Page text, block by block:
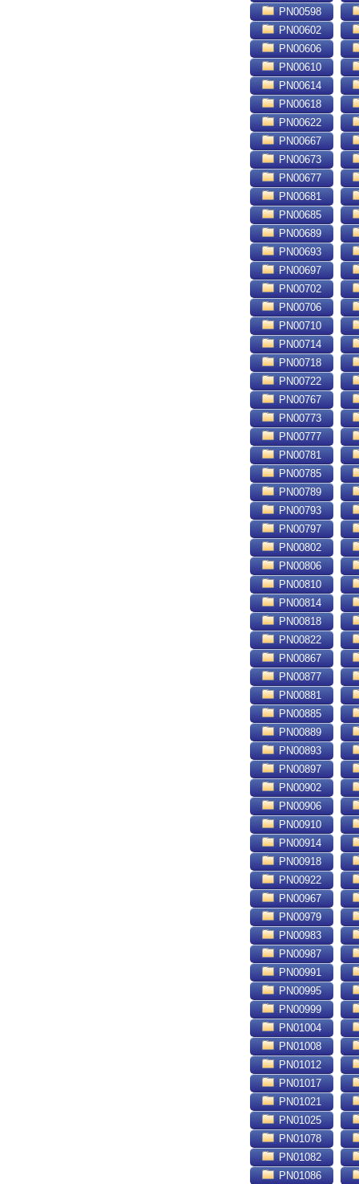
PN00598
PN00602
PN00606
PN00610
PN00614
PN00618
PN00622
PN00667
PN00673
PN00677
PN00681
PN00685
PN00689
PN00693
PN00697
PN00702
PN00706
PN00710
PN00714
PN00718
PN00722
PN00767
PN00773
PN00777
PN00781
PN00785
PN00789
PN00793
PN00797
PN00802
PN00806
PN00810
PN00814
PN00818
PN00822
PN00867
PN00877
PN00881
PN00885
PN00889
PN00893
PN00897
PN00902
PN00906
PN00910
PN00914
PN00918
PN00922
PN00967
PN00979
PN00983
PN00987
PN00991
PN00995
PN00999
PN01004
PN01008
PN01012
PN01017
PN01021
PN01025
PN01078
PN01082
PN01086